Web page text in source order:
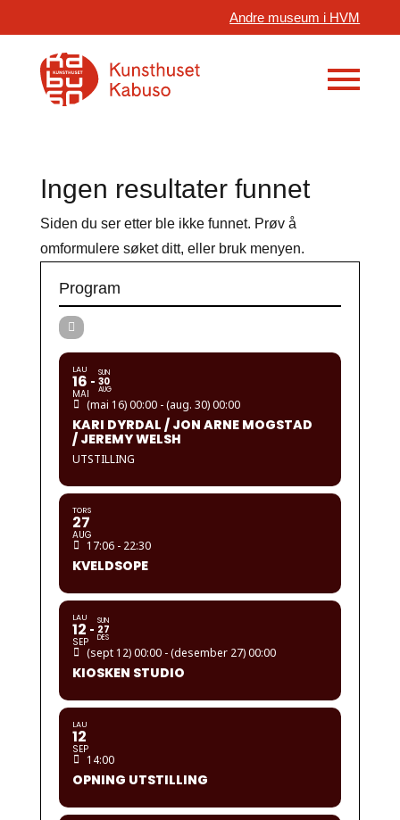
Andre museum i HVM
Ingen resultater funnet
Siden du ser etter ble ikke funnet. Prøv å
omformulere søket ditt, eller bruk menyen.
Program
LAU
16
MAI
SUN
30
AUG
(mai 16) 00:00 - (aug. 30) 00:00
KARI DYRDAL / JON ARNE MOGSTAD
/ JEREMY WELSH
UTSTILLING
TORS
27
AUG
17:06 - 22:30
KVELDSOPE
LAU
12
SEP
SUN
27
DES
(sept 12) 00:00 - (desember 27) 00:00
KIOSKEN STUDIO
LAU
12
SEP
14:00
OPNING UTSTILLING